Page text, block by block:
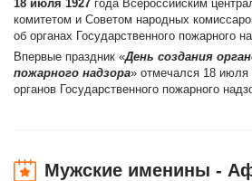
18 июля 1927 года Всероссийским
комитетом и Советом народных
об органах Государственного пожарного
Впервые праздник «День создания
пожарного надзора» отмечался 18 июля
органов Государственного пожарного
Мужские именины -